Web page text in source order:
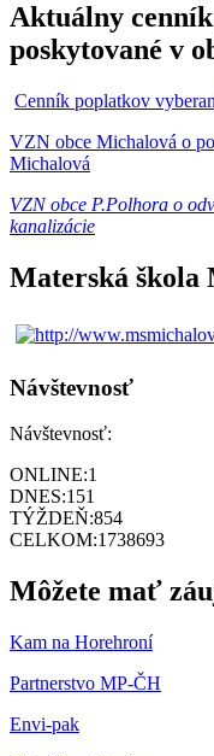
Aktuálny
poskytované v
Cenník poplatkov
VZN obce Michalová o
Michalová
VZN obce P.Polhora o
kanalizácie
Materská škola
Návštevnosť
Návštevnosť:
ONLINE:1
DNES:151
TÝŽDEŇ:854
CELKOM:1738693
Môžete mať
Kam na Horehroní
Partnerstvo MP-ČH
Envi-pak